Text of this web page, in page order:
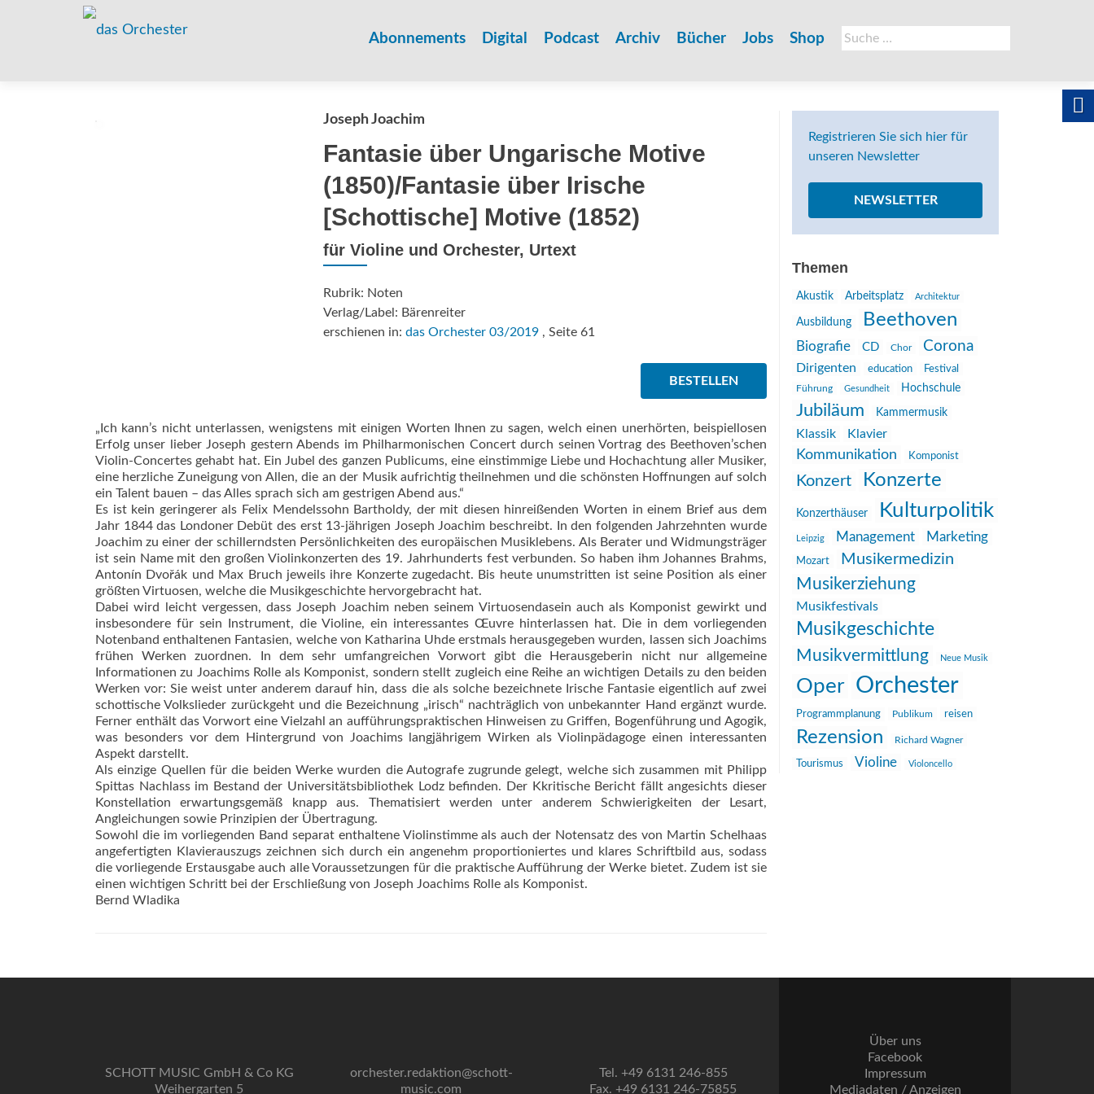
Suche
nach:
Abonnements Digital Podcast Archiv Bücher Jobs Shop
Joseph Joachim
Fantasie über Ungarische Motive
(1850)/Fantasie über Irische
[Schottische] Motive (1852)
für Violine und Orchester, Urtext
Rubrik: Noten
Verlag/Label: Bärenreiter
erschienen in: das Orchester 03/2019, Seite 61
BESTELLEN
„Ich kann’s nicht unterlassen, wenigstens mit einigen Worten Ihnen zu sagen, welch einen unerhörten, beispiellosen
Erfolg unser lieber Joseph gestern Abends im Philharmonischen Concert durch seinen Vortrag des Beethoven’schen
Violin-Concertes gehabt hat. Ein Jubel des ganzen Publicums, eine einstimmige Liebe und Hochachtung aller Musiker,
eine herzliche Zuneigung von Allen, die an der Musik aufrichtig theilnehmen und die schöns­ten Hoffnungen auf solch
ein Talent bauen – das Alles sprach sich am gestrigen Abend aus.“
Es ist kein geringerer als Felix Mendelssohn Bartholdy, der mit diesen hinreißenden Worten in einem Brief aus dem
Jahr 1844 das Londoner Debüt des erst 13-jährigen Joseph Joachim beschreibt. In den folgenden Jahrzehnten wurde
Joachim zu einer der schillerndsten Persönlichkeiten des europäischen Musiklebens. Als Berater und Widmungsträger
ist sein Name mit den großen Violinkonzerten des 19. Jahrhunderts fest verbunden. So haben ihm Johannes Brahms,
Antonín Dvořák und Max Bruch jeweils ihre Konzerte zugedacht. Bis heute unumstritten ist seine Position als einer
größten Virtuosen, welche die Musikgeschichte hervorgebracht hat.
Dabei wird leicht vergessen, dass Joseph Joachim neben seinem Virtuosendasein auch als Komponist gewirkt und
insbesondere für sein Instrument, die Violine, ein interessantes Œuvre hinterlassen hat. Die in dem vorliegenden
Notenband enthaltenen Fantasien, welche von Katharina Uhde erstmals herausgegeben wurden, lassen sich Joachims
frühen Werken zuordnen. In dem sehr umfangreichen Vorwort gibt die Herausgeberin nicht nur allgemeine
Informationen zu Joachims Rolle als Komponist, sondern stellt zugleich eine Reihe an wichtigen Details zu den beiden
Werken vor: Sie weist unter anderem darauf hin, dass die als solche bezeichnete Irische Fantasie eigentlich auf zwei
schottische Volkslieder zurückgeht und die Bezeichnung „irisch“ nachträglich von unbekannter Hand ergänzt wurde.
Ferner enthält das Vorwort eine Vielzahl an aufführungspraktischen Hinweisen zu Griffen, Bogenführung und Agogik,
was besonders vor dem Hintergrund von Joachims langjährigem Wirken als Violinpädagoge einen interessanten
Aspekt darstellt.
Als einzige Quellen für die beiden Werke wurden die Autografe zugrunde gelegt, welche sich zusammen mit Philipp
Spittas Nachlass im Bestand der Universitätsbibliothek Lodz befinden. Der Kkritische Bericht fällt angesichts dieser
Konstellation erwartungsgemäß knapp aus. Thematisiert werden unter anderem Schwierigkeiten der Lesart,
Angleichungen sowie Prinzipien der Übertragung.
Sowohl die im vorliegenden Band separat enthaltene Violinstimme als auch der Notensatz des von Martin Schelhaas
angefertigten Klavierauszugs zeichnen sich durch ein angenehm proportioniertes und klares Schriftbild aus, sodass
die vorliegende Erstausgabe auch alle Voraussetzungen für die praktische Aufführung der Werke bietet. Zudem ist sie
einen wichtigen Schritt bei der Erschließung von Joseph Joachims Rolle als Komponist.
Bernd Wladika
Registrieren Sie sich hier für
unseren Newsletter
NEWSLETTER
Themen
Akustik Arbeitsplatz Architektur
Ausbildung Beethoven
Biografie CD Chor Corona
Dirigenten education
Festival
Führung
Gesundheit Hochschule
Jubiläum Kammermusik
Klassik Klavier
Kommunikation Komponist
Konzert Konzerte
Konzerthäuser Kulturpolitik
Leipzig Management Marketing
Mozart Musikermedizin
Musikerziehung
Musikfestivals
Musikgeschichte
Musikvermittlung Neue Musik
Oper Orchester
Programmplanung Publikum reisen
Rezension Richard Wagner
Tourismus Violine Violoncello
SCHOTT MUSIC GmbH & Co KG
Weihergarten 5
orchester.redaktion@schott-
music.com
Tel. +49 6131 246-855
Fax. +49 6131 246-75855
Über uns
Facebook
Impressum
Mediadaten / Anzeigen